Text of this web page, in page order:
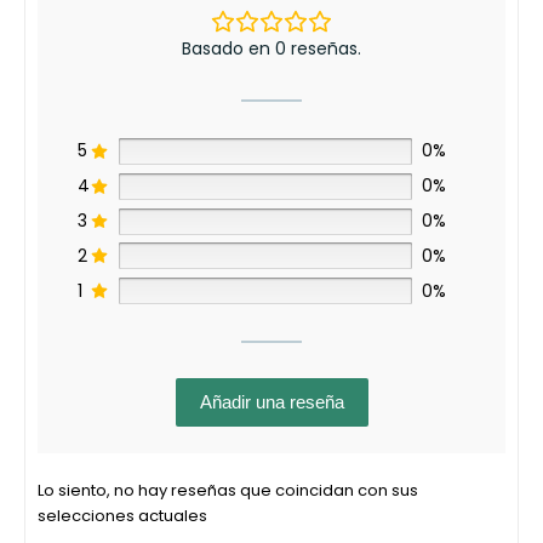
Basado en 0 reseñas.
5
0%
4
0%
3
0%
2
0%
1
0%
Añadir una reseña
Lo siento, no hay reseñas que coincidan con sus
selecciones actuales